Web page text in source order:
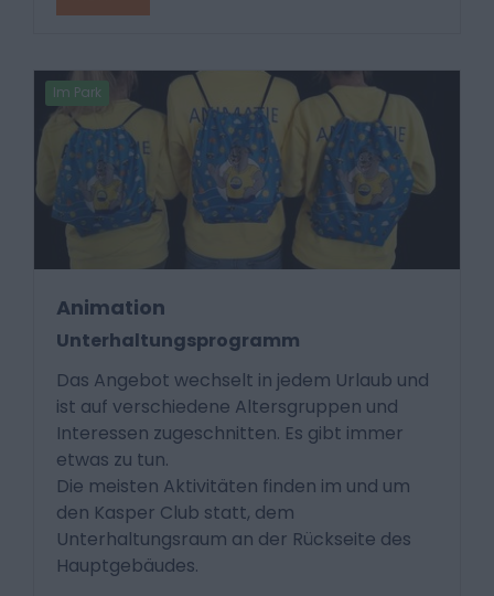
Im Park
Animation
Unterhaltungsprogramm
Das Angebot wechselt in jedem Urlaub und
ist auf verschiedene Altersgruppen und
Interessen zugeschnitten. Es gibt immer
etwas zu tun.
Die meisten Aktivitäten finden im und um
den Kasper Club statt, dem
Unterhaltungsraum an der Rückseite des
Hauptgebäudes.